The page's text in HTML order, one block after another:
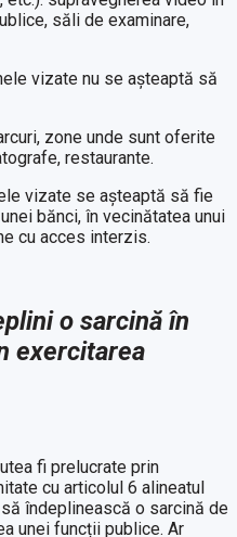
săli de examinare,
vizate nu se așteaptă să
zone unde sunt oferite
restaurante.
vizate se așteaptă să fie
bănci, în vecinătatea unui
cu acces interzis.
o sarcină în
exercitarea
fi prelucrate prin
cu articolul 6 alineatul
îndeplinească o sarcină de
unei funcții publice. Ar